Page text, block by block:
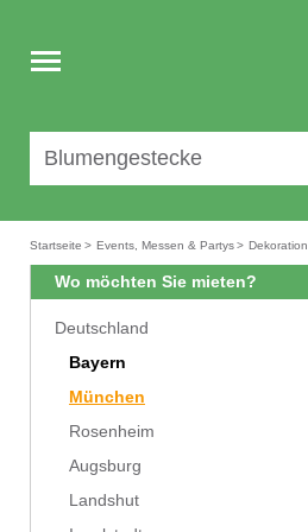
Toggle
navigation
Startseite > Events, Messen & Partys> Dekoration
Wo möchten Sie mieten?
Deutschland
Bayern
München
Rosenheim
Augsburg
Landshut